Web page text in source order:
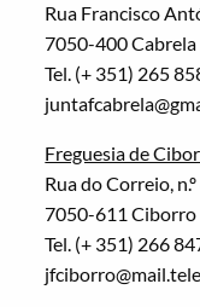
Rua Francisco
7050-400 Cabrela
Tel. (+ 351) 265
Freguesia de
Rua do Correio,
7050-611 Ciborro
Tel. (+ 351) 266